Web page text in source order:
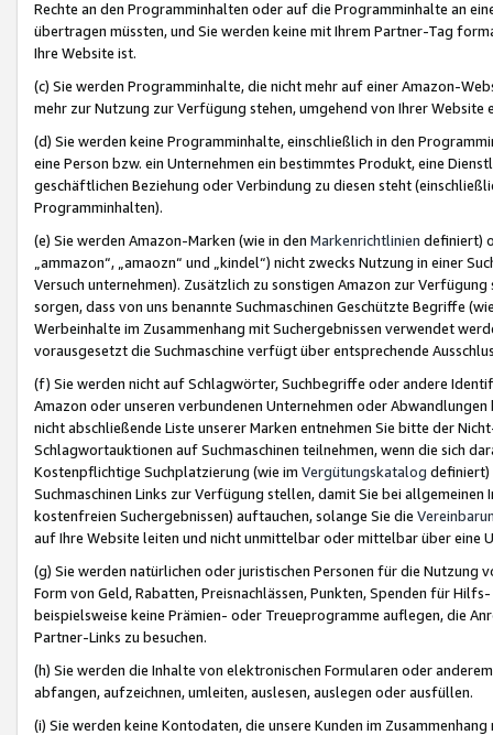
Rechte an den Programminhalten oder auf die Programminhalte an
übertragen müssten, und Sie werden keine mit Ihrem Partner-Tag
Ihre Website ist.
(c) Sie werden Programminhalte, die nicht mehr auf einer Amazon-
mehr zur Nutzung zur Verfügung stehen, umgehend von Ihrer
(d) Sie werden keine Programminhalte, einschließlich in den
eine Person bzw. ein Unternehmen ein bestimmtes Produkt, eine
geschäftlichen Beziehung oder Verbindung zu diesen steht
Programminhalten).
(e) Sie werden Amazon-Marken (wie in den Markenrichtlinien definiert)
„ammazon“, „amaozn“ und „kindel“) nicht zwecks Nutzung in einer
Versuch unternehmen). Zusätzlich zu sonstigen Amazon zur
sorgen, dass von uns benannte Suchmaschinen Geschützte Begriffe
Werbeinhalte im Zusammenhang mit Suchergebnissen verwendet
vorausgesetzt die Suchmaschine verfügt über entsprechende
(f) Sie werden nicht auf Schlagwörter, Suchbegriffe oder andere
Amazon oder unseren verbundenen Unternehmen oder
nicht abschließende Liste unserer Marken entnehmen Sie bitte der
Schlagwortauktionen auf Suchmaschinen teilnehmen, wenn die sich
Kostenpflichtige Suchplatzierung (wie im Vergütungskatalog definiert)
Suchmaschinen Links zur Verfügung stellen, damit Sie bei
kostenfreien Suchergebnissen) auftauchen, solange Sie die
auf Ihre Website leiten und nicht unmittelbar oder mittelbar über eine
(g) Sie werden natürlichen oder juristischen Personen für die Nutzung
Form von Geld, Rabatten, Preisnachlässen, Punkten, Spenden für
beispielsweise keine Prämien- oder Treueprogramme auflegen, die
Partner-Links zu besuchen.
(h) Sie werden die Inhalte von elektronischen Formularen oder
abfangen, aufzeichnen, umleiten, auslesen, auslegen oder ausfüllen.
(i) Sie werden keine Kontodaten, die unsere Kunden im